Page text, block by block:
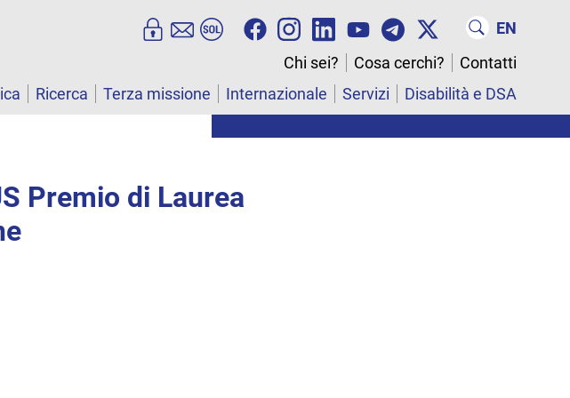
EN
Chi sei?
Cosa cerchi?
Contatti
Ricerca Terza missione Internazionale Servizi Disabilità e DSA
Premio di Laurea